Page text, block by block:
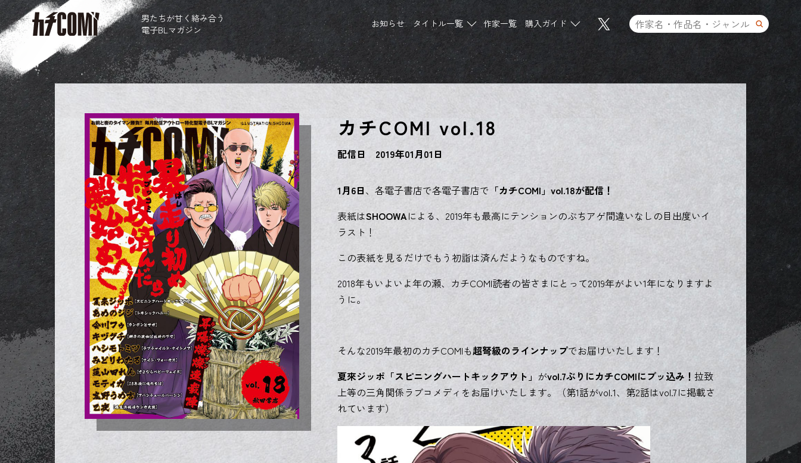
男たちが甘く絡み合う
電子BLマガジン
お知らせ タイトル一覧 作家一覧 購入ガイド
カチCOMI vol.18
配信日 2019年01月01日
1月6日、各電子書店で各電子書店で 「カチCOMI」vol.18が配信！
表紙はSHOOWAによる、2019年も最高にテンションのぶちアゲ間違いなしの目出度いイ
ラスト！
この表紙を見るだけでもう初詣は済んだようなものですね。
2018年もいよいよ年の瀬、カチCOMI読者の皆さまにとって2019年がよい1年になりますよ
うに。
そんな2019年最初のカチCOMIも超弩級のラインナップでお届けいたします！
夏來ジッポ「スピニングハートキックアウト」 がvol.7ぶりにカチCOMIにブッ込み！ 拉致
上等の三角関係ラブコメディをお届けいたします。（第1話がvol.1、第2話はvol.7に掲載さ
れています）